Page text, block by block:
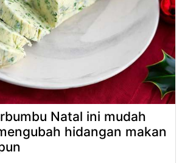
Natal ini mudah
hidangan makan